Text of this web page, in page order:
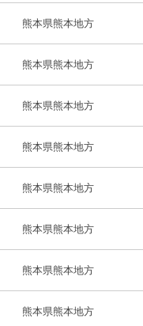
熊本県熊本地方
熊本県熊本地方
熊本県熊本地方
熊本県熊本地方
熊本県熊本地方
熊本県熊本地方
熊本県熊本地方
熊本県熊本地方